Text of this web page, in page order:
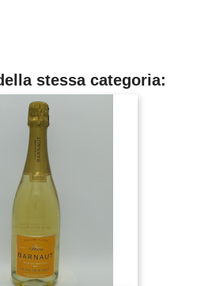
stessa categoria: